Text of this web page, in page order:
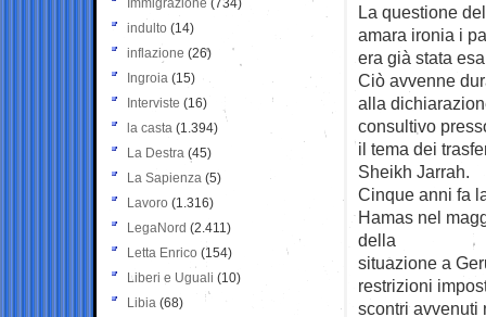
La questione
amara ironia i
era già stata
Ciò avvenne
alla
consultivo
il tema dei
Sheikh Jarrah.
Cinque anni fa
Hamas nel
della
situazione a
restrizioni
scontri avvenuti
Immigrazione (734)
indulto (14)
inflazione (26)
Ingroia (15)
Interviste (16)
la casta (1.394)
La Destra (45)
La Sapienza (5)
Lavoro (1.316)
LegaNord (2.411)
Letta Enrico (154)
Liberi e Uguali (10)
Libia (68)